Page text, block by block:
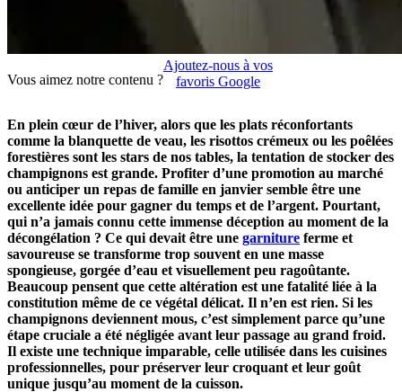
Vous aimez notre contenu ?
Ajoutez-nous à vos
favoris Google
En plein cœur de l’hiver, alors que les plats réconfortants
comme la blanquette de veau, les risottos crémeux ou les poêlées
forestières sont les stars de nos tables, la tentation de stocker des
champignons est grande. Profiter d’une promotion au marché
ou anticiper un repas de famille en janvier semble être une
excellente idée pour gagner du temps et de l’argent. Pourtant,
qui n’a jamais connu cette immense déception au moment de la
décongélation ? Ce qui devait être une garniture ferme et
savoureuse se transforme trop souvent en une masse
spongieuse, gorgée d’eau et visuellement peu ragoûtante.
Beaucoup pensent que cette altération est une fatalité liée à la
constitution même de ce végétal délicat. Il n’en est rien. Si les
champignons deviennent mous, c’est simplement parce qu’une
étape cruciale a été négligée avant leur passage au grand froid.
Il existe une technique imparable, celle utilisée dans les cuisines
professionnelles, pour préserver leur croquant et leur goût
unique jusqu’au moment de la cuisson.